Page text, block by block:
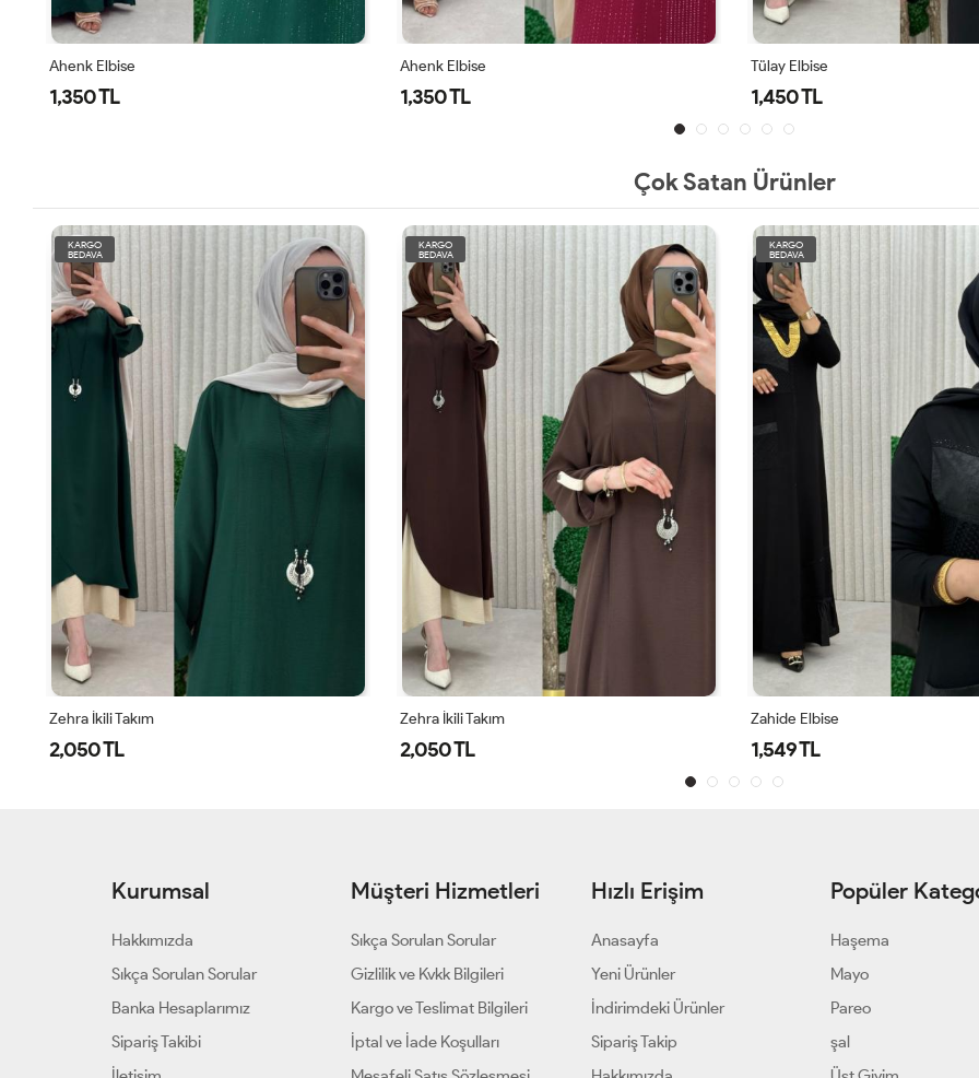
Çok Satan Ürünler
KARGO
BEDAVA
Zehra İkili Takım
2,050 TL
KARGO
BEDAVA
Zehra İkili Takım
2,050 TL
KARGO
BEDAVA
Zahide Elbise
1,549 TL
Kurumsal
Hakkımızda
Sıkça Sorulan Sorular
Banka Hesaplarımız
Sipariş Takibi
Müşteri Hizmetleri
Sıkça Sorulan Sorular
Gizlilik ve Kvkk Bilgileri
Kargo ve Teslimat Bilgileri
İptal ve İade Koşulları
Hızlı Erişim
Anasayfa
Yeni Ürünler
İndirimdeki Ürünler
Sipariş Takip
Popüler
Haşema
Mayo
Pareo
şal